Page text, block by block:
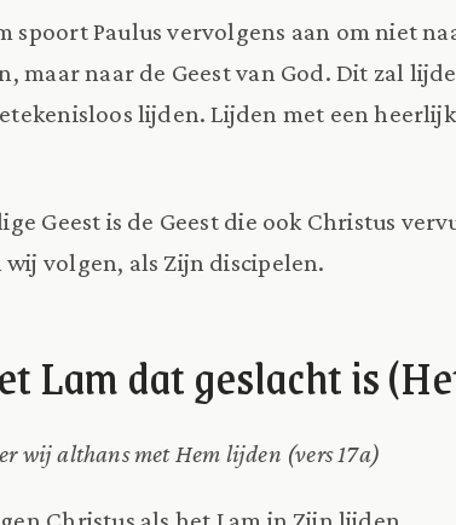
spoort Paulus vervolgens aan om niet
maar naar de Geest van God. Dit zal
lijden. Lijden met een
Geest is de Geest die ook Christus
wij volgen, als Zijn discipelen.
Lam dat geslacht is
wij althans met Hem lijden (vers 17a)